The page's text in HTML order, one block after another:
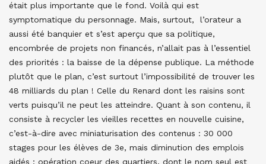
était plus importante que le fond. Voilà qui est
symptomatique du personnage. Mais, surtout, l’orateur a
aussi été banquier et s’est aperçu que sa politique,
encombrée de projets non financés, n’allait pas à l’essentiel
des priorités : la baisse de la dépense publique. La méthode
plutôt que le plan, c’est surtout l’impossibilité de trouver les
48 milliards du plan ! Celle du Renard dont les raisins sont
verts puisqu’il ne peut les atteindre. Quant à son contenu, il
consiste à recycler les vieilles recettes en nouvelle cuisine,
c’est-à-dire avec miniaturisation des contenus : 30 000
stages pour les élèves de 3e, mais diminution des emplois
aidés ; opération coeur des quartiers, dont le nom seul est